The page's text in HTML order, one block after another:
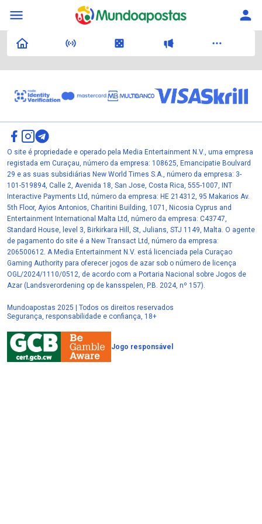
O site é propriedade e operado pela Media Entertainment N.V., uma empresa
registada em Curaçau, número da empresa: 108625, Emancipatie Boulvard
29 e as suas subsidiárias New World Times S.A., número da empresa: 3-
101-519894, Calle 2, Avenida 18, San Jose, Costa Rica, 555-1007, INT
Interactive Payments Ltd, número da empresa: HE 214312, 95 Makarios Av.
5th Floor, Ayios Antonios, Charitini Building, 1071, Nicosia Cyprus and
Entertainment International Malta Ltd, número da empresa: C43747,
Standard House, level 3, Birkirkara Hill, St, Julians, STJ 1149, Malta. O agente
de pagamento do site é a New Transact Ltd, número da empresa:
206500612. A Media Entertainment N.V. está licenciada pela Curaçao
Gaming Authority para oferecer jogos de azar sob o número de licença
OGL/2024/1110/0512, de acordo com a Portaria Nacional sobre Jogos de
Azar (Landsverordening op de kansspelen, P.B. 2024, nº 157).
Mundoapostas 2025 | Todos os direitos reservados
Segurança, responsabilidade e confiança, 18+
Jogo responsável